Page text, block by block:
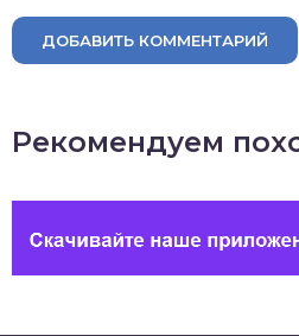
ДОБАВИТЬ КОММЕНТАРИЙ
Рекомендуем